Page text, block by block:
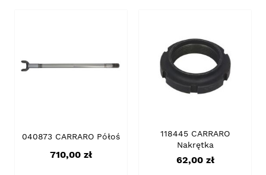
040873 CARRARO Półoś
Cena
710,00 zł
118445 CARRARO
Nakrętka
Cena
62,00 zł